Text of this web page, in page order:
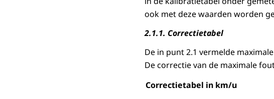
ook met deze waarden worden
2.1.1. Correctietabel
De in punt 2.1 vermelde
De correctie van de maximale
Correctietabel in km/u